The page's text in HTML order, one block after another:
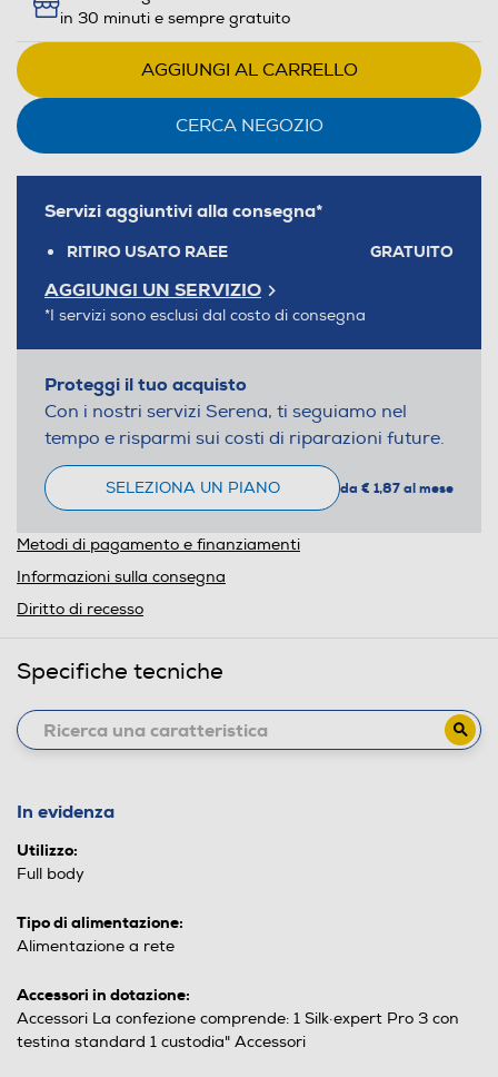
in 30 minuti e sempre gratuito
AGGIUNGI AL CARRELLO
CERCA NEGOZIO
Servizi aggiuntivi alla consegna*
RITIRO USATO RAEE GRATUITO
AGGIUNGI UN SERVIZIO
*I servizi sono esclusi dal costo di consegna
Proteggi il tuo acquisto
Con i nostri servizi Serena, ti seguiamo nel
tempo e risparmi sui costi di riparazioni future.
SELEZIONA UN PIANO da € 1,87 al mese
Metodi di pagamento e finanziamenti
Informazioni sulla consegna
Diritto di recesso
Specifiche tecniche
In evidenza
Utilizzo:
Full body
Tipo di alimentazione:
Alimentazione a rete
Accessori in dotazione:
Accessori La confezione comprende: 1 Silk·expert Pro 3 con
testina standard 1 custodia" Accessori